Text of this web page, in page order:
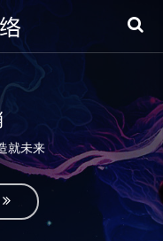
就未来